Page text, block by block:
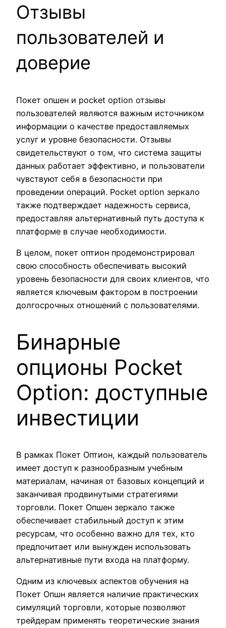
Отзывы
пользователей и
доверие
Покет опшен и pocket option отзывы
пользователей являются важным источником
информации о качестве предоставляемых
услуг и уровне безопасности. Отзывы
свидетельствуют о том, что система защиты
данных работает эффективно, и пользователи
чувствуют себя в безопасности при
проведении операций. Pocket option зеркало
также подтверждает надежность сервиса,
предоставляя альтернативный путь доступа к
платформе в случае необходимости.
В целом, покет оптион продемонстрировал
свою способность обеспечивать высокий
уровень безопасности для своих клиентов, что
является ключевым фактором в построении
долгосрочных отношений с пользователями.
Бинарные
опционы Pocket
Option: доступные
инвестиции
В рамках Покет Оптион, каждый пользователь
имеет доступ к разнообразным учебным
материалам, начиная от базовых концепций и
заканчивая продвинутыми стратегиями
торговли. Покет Опшен зеркало также
обеспечивает стабильный доступ к этим
ресурсам, что особенно важно для тех, кто
предпочитает или вынужден использовать
альтернативные пути входа на платформу.
Одним из ключевых аспектов обучения на
Покет Опшн является наличие практических
симуляций торговли, которые позволяют
трейдерам применять теоретические знания